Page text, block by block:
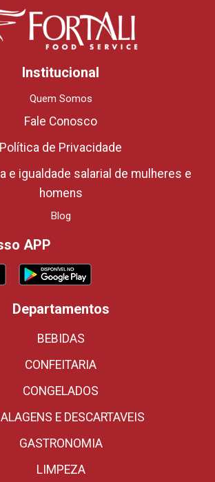
Institucional
Quem Somos
Fale Conosco
Política de Privacidade
e igualdade salarial de mulheres e
homens
Blog
APP
Departamentos
BEBIDAS
CONFEITARIA
CONGELADOS
E DESCARTAVEIS
GASTRONOMIA
LIMPEZA